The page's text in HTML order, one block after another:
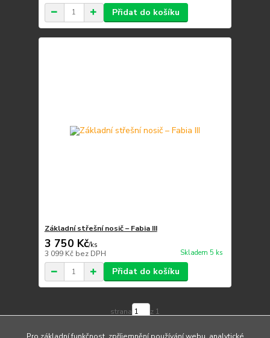
Přidat do košíku
Základní střešní nosič – Fabia III
3 750 Kč/ks
3 099 Kč bez DPH Skladem 5 ks
Přidat do košíku
strana z 1
Pro základní funkčnost, zpříjemnění používání webu, analytické